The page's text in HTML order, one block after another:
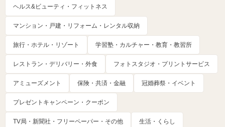
ヘルス&ビューティ・フィットネス
マンション・戸建・リフォーム・レンタル収納
旅行・ホテル・リゾート 学習塾・カルチャー・教育・教習所
レストラン・デリバリー・外食 フォトスタジオ・プリントサービス
アミューズメント 保険・共済・金融 冠婚葬祭・イベント
プレゼントキャンペーン・クーポン
TV局・新聞社・フリーペーパー・その他 生活・くらし